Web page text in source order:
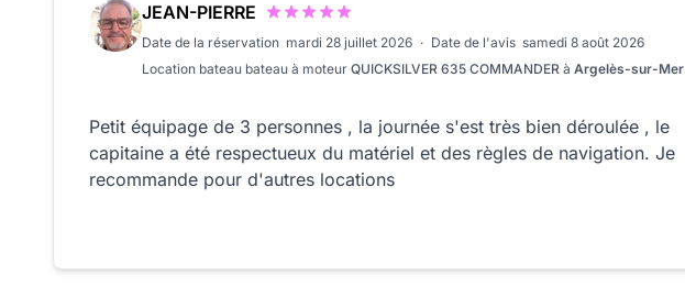
JEAN-PIERRE
Date de la réservation mardi 28 juillet 2026 · Date de l'avis samedi 8 août 2026
Location bateau bateau à moteur QUICKSILVER 635 COMMANDER à Argelès-sur-Mer
Petit équipage de 3 personnes , la journée s'est très bien déroulée , le
capitaine a été respectueux du matériel et des règles de navigation. Je
recommande pour d'autres locations